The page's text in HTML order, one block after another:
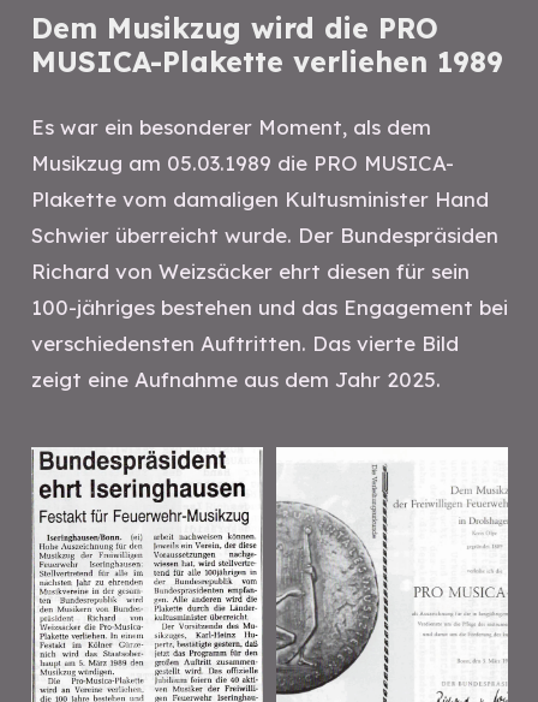
Dem Musikzug wird die PRO
MUSICA-Plakette verliehen 1989
Es war ein besonderer Moment, als dem
Musikzug am 05.03.1989 die PRO MUSICA-
Plakette vom damaligen Kultusminister Hand
Schwier überreicht wurde. Der Bundespräsiden
Richard von Weizsäcker ehrt diesen für sein
100-jähriges bestehen und das Engagement bei
verschiedensten Auftritten. Das vierte Bild
zeigt eine Aufnahme aus dem Jahr 2025.